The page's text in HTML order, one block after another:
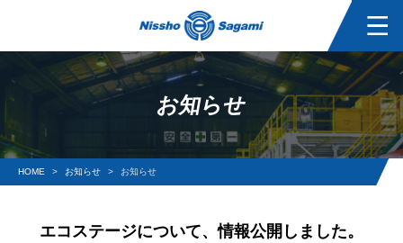
お知らせ
HOME お知らせ お知らせ
エコステージについて、情報公開しました。